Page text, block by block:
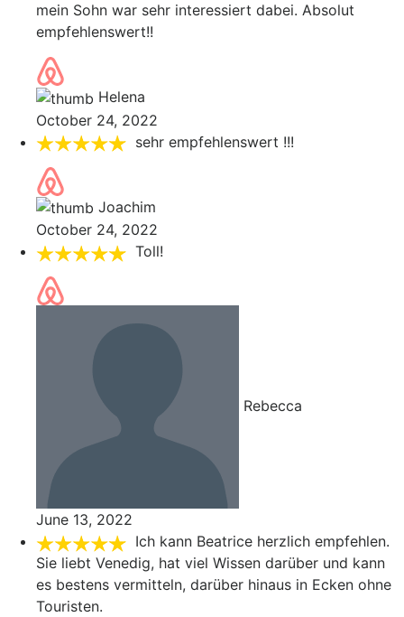
mein Sohn war sehr interessiert dabei. Absolut
empfehlenswert!!
Helena
October 24, 2022
sehr empfehlenswert !!!
Joachim
October 24, 2022
Toll!
Rebecca
June 13, 2022
Ich kann Beatrice herzlich empfehlen.
Sie liebt Venedig, hat viel Wissen darüber und kann
es bestens vermitteln, darüber hinaus in Ecken ohne
Touristen.